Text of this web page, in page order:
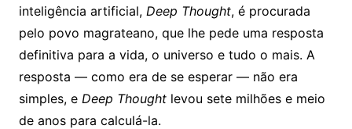
inteligência artificial, Deep Thought, é procurada
pelo povo magrateano, que lhe pede uma resposta
definitiva para a vida, o universo e tudo o mais. A
resposta — como era de se esperar — não era
simples, e Deep Thoughtlevou sete milhões e meio
de anos para calculá-la.